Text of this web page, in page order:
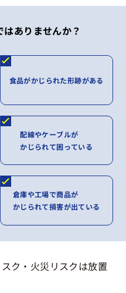
ありませんか？
食品がかじられた形跡がある
配線やケーブルが
かじられて困っている
倉庫や工場で商品が
かじられて損害が出ている
ク・火災リスクは放置